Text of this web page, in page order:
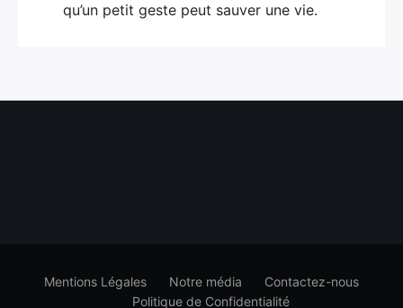
qu’un petit geste peut sauver une vie.
Mentions Légales Notre média
Contactez-nous
Politique de Confidentialité